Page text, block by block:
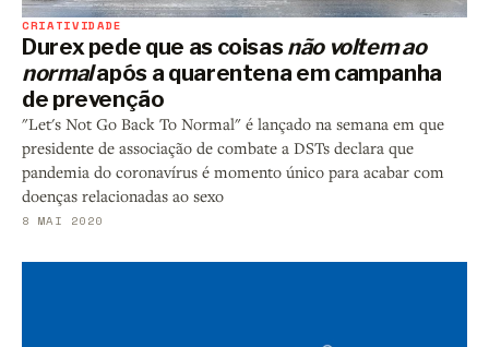
CRIATIVIDADE
Durex pede que as coisasnão voltem ao
normalapós a quarentena em campanha
de prevenção
"Let's Not Go Back To Normal" é lançado na semana em que
presidente de associação de combate a DSTs declara que
pandemia do coronavírus é momento único para acabar com
doenças relacionadas ao sexo
8 MAI 2020